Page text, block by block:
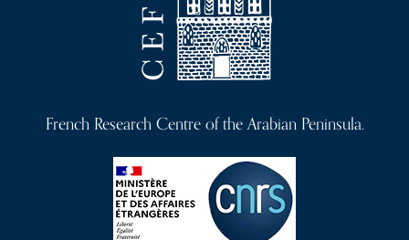
French Research Centre of the Arabian Peninsula.